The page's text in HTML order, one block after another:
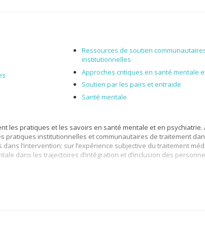
sein du réseau de santé et des services sociaux
outils pédagogiques.
clinique et de gestion dans les services de psychiatrie de 1
les processus sociaux, les représentations de la folie dans
en ce qui concerne l’expérience vécue des personnes qui
qui les accompagnent. Je m’intéresse également
qui concerne les écarts entre la théorie et la pratique en travail
réflexive, critique et constructiviste et je porte un intérêt sur le
et contemplatives. Mes projets de recherche favorisent des
Ressources de soutien
institutionnelles
Approches critiques en santé mentale
Soutien par les pairs et entraide
Santé mentale
les pratiques et les savoirs en santé mentale et en psychiatrie.
pratiques institutionnelles et communautaires de traitement
l’intervention; sur l’expérience subjective du traitement
dans les trajectoires d’intégration et d’inclusion des
dans le domaine socio-sanitaire; aux processus de
au savoir d’expérience des intervenants sociaux et